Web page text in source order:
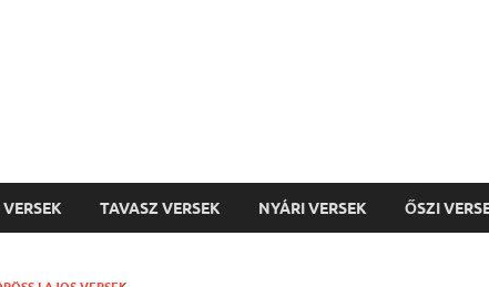
TAVASZ VERSEK NYÁRI VERSEK ŐSZI